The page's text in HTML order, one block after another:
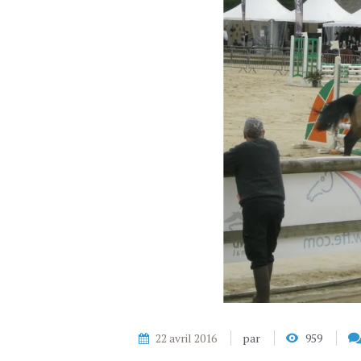
22 avril 2016 par 959